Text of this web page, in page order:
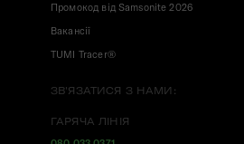
Промокод від Samsonite 2026
Вакансії
TUMI Tracer®
ЗВ'ЯЗАТИСЯ З НАМИ:
ГАРЯЧА ЛІНІЯ